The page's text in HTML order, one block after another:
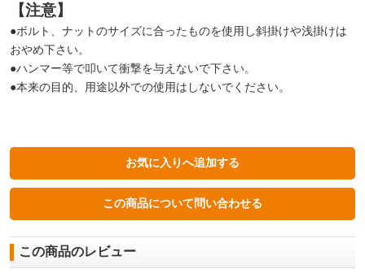
【注意】
●ボルト、ナットのサイズに合ったものを使用し斜掛けや浅掛けは
おやめ下さい。
●ハンマー等で叩いて衝撃を与えないで下さい。
●本来の目的、用途以外での使用はしないでください。
この商品のレビュー